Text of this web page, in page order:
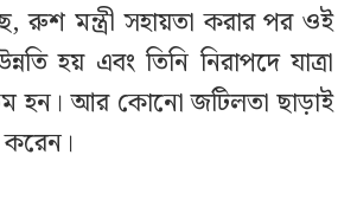
রুশ মন্ত্রী সহায়তা করার পর ওই
হয় এবং তিনি নিরাপদে যাত্রা
হন। আর কোনো জটিলতা ছাড়াই